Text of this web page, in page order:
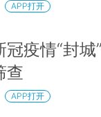
APP打开
疫情“封城
查
APP打开